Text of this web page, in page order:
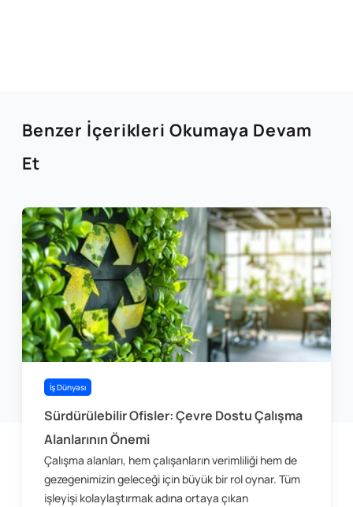
Benzer İçerikleri Okumaya Devam
Et
İş Dünyası
Sürdürülebilir Ofisler: Çevre Dostu Çalışma
Alanlarının Önemi
Çalışma alanları, hem çalışanların verimliliği hem de
gezegenimizin geleceği için büyük bir rol oynar. Tüm
işleyişi kolaylaştırmak adına ortaya çıkan